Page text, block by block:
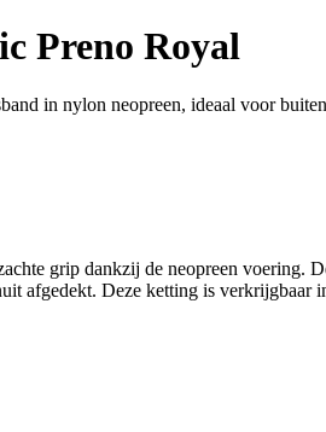
Preno Royal
in nylon neopreen, ideaal voor
grip dankzij de neopreen voering.
afgedekt. Deze ketting is verkrijgbaar